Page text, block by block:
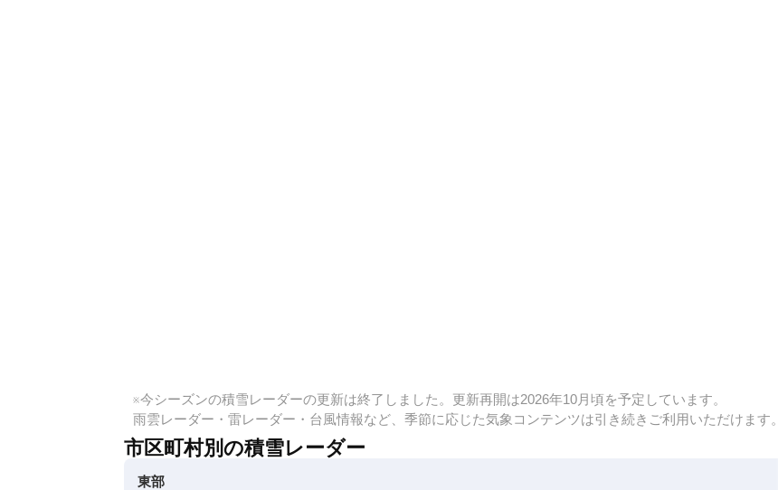
※今シーズンの積雪レーダーの更新は終了しました。更新再開は2026年10月頃を予定しています。
雨雲レーダー・雷レーダー・台風情報など、季節に応じた気象コンテンツは引き続きご利用いただけます。
市区町村別の積雪レーダー
東部